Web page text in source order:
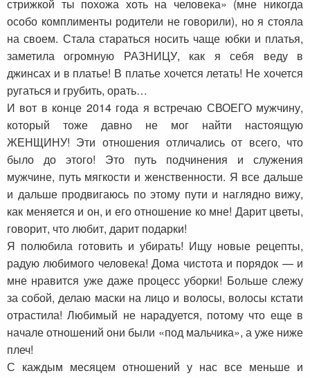
стрижкой ты похожа хоть на человека» (мне никогда
особо комплименты родители не говорили), но я стояла
на своем. Стала стараться носить чаще юбки и платья,
заметила огромную РАЗНИЦУ, как я себя веду в
джинсах и в платье! В платье хочется летать! Не хочется
ругаться и грубить, орать…
И вот в конце 2014 года я встречаю СВОЕГО мужчину,
который тоже давно не мог найти настоящую
ЖЕНЩИНУ! Эти отношения отличались от всего, что
было до этого! Это путь подчинения и служения
мужчине, путь мягкости и женственности. Я все дальше
и дальше продвигаюсь по этому пути и наглядно вижу,
как меняется и он, и его отношение ко мне! Дарит цветы,
говорит, что любит, дарит подарки!
Я полюбила готовить и убирать! Ищу новые рецепты,
радую любимого человека! Дома чистота и порядок — и
мне нравится уже даже процесс уборки! Больше слежу
за собой, делаю маски на лицо и волосы, волосы кстати
отрастила! Любимый не нарадуется, потому что еще в
начале отношений они были «под мальчика», а уже ниже
плеч!
С каждым месяцем отношений у нас все меньше и